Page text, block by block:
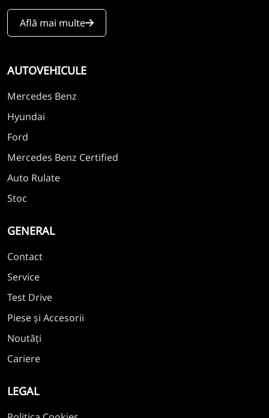
Află mai multe
AUTOVEHICULE
Mercedes Benz
Hyundai
Ford
Mercedes Benz Certified
Auto Rulate
Stoc
GENERAL
Contact
Service
Test Drive
Piese și Accesorii
Noutăți
Cariere
LEGAL